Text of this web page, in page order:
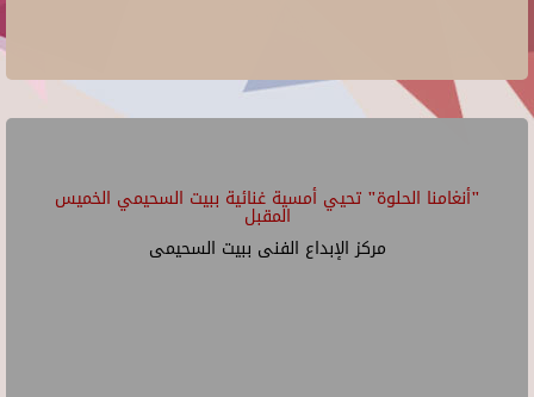
"أنغامنا الحلوة" تحيي أمسية غنائية ببيت السحيمي الخميس
المقبل
مركز الإبداع الفنى ببيت السحيمى